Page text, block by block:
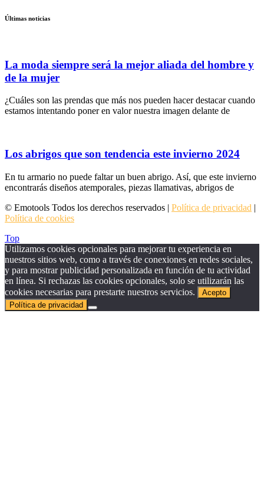
Últimas noticias
La moda siempre será la mejor aliada del hombre y
de la mujer
¿Cuáles son las prendas que más nos pueden hacer destacar cuando
estamos intentando poner en valor nuestra imagen delante de
Los abrigos que son tendencia este invierno 2024
En tu armario no puede faltar un buen abrigo. Así, que este invierno
encontrarás diseños atemporales, piezas llamativas, abrigos de
© Emotools Todos los derechos reservados | Política de privacidad |
Política de cookies
Top
Utilizamos cookies opcionales para mejorar tu experiencia en
nuestros sitios web, como a través de conexiones en redes sociales,
y para mostrar publicidad personalizada en función de tu actividad
en línea. Si rechazas las cookies opcionales, solo se utilizarán las
cookies necesarias para prestarte nuestros servicios.
Acepto
Política de privacidad